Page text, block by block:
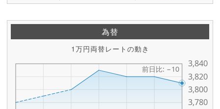
為替
1万円両替レートの動き